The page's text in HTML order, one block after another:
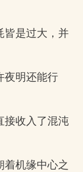
皆是过大，并
夜明还能行
接收入了混沌
机缘中心之